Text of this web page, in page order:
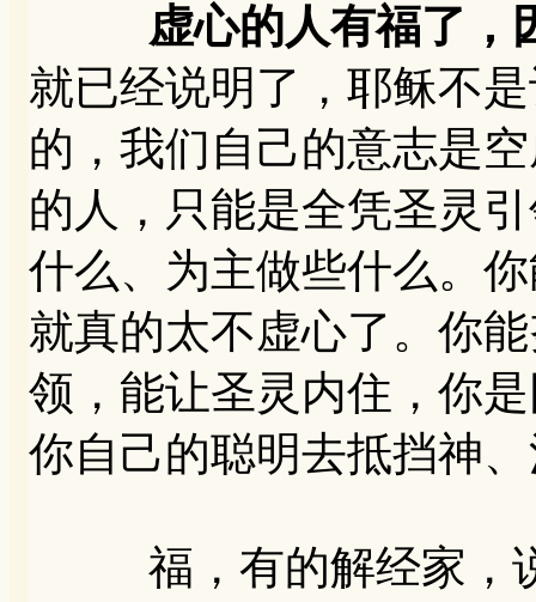
虚心的人有福了，
就已经说明了，耶稣不
的，我们自己的意志是
的人，只能是全凭圣灵
什么、为主做些什么。
就真的太不虚心了。你
领，能让圣灵内住，你
你自己的聪明去抵挡神
福，有的解经家，说